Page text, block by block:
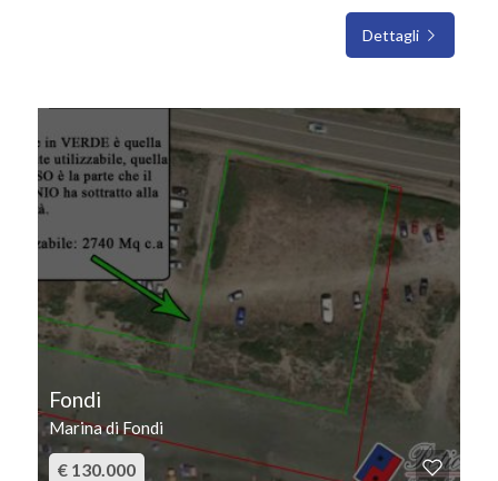
Dettagli
Fondi
Marina di Fondi
€ 130.000